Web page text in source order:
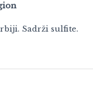
Sadrži sulfite.